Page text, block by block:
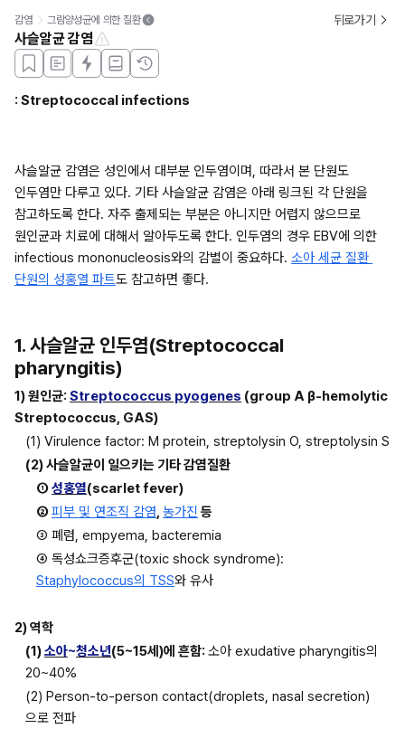
감염 그람양성균에 의한 질환 뒤로가기
사슬알균 감염
: Streptococcal infections
사슬알균 감염은 성인에서 대부분 인두염이며, 따라서 본 단원도
인두염만 다루고 있다. 기타 사슬알균 감염은 아래 링크된 각 단원을
참고하도록 한다. 자주 출제되는 부분은 아니지만 어렵지 않으므로
원인균과 치료에 대해서 알아두도록 한다. 인두염의 경우 EBV에 의한
infectious mononucleosis와의 감별이 중요하다. 소아 세균 질환
단원의 성홍열 파트도 참고하면 좋다.
1. 사슬알균 인두염(Streptococcal
pharyngitis)
1) 원인균: Streptococcus pyogenes (group A β-hemolytic
Streptococcus, GAS)
(1) Virulence factor: M protein, streptolysin O, streptolysin S
(2) 사슬알균이 일으키는 기타 감염질환
① 성홍열(scarlet fever)
② 피부 및 연조직 감염, 농가진 등
③ 폐렴, empyema, bacteremia
Staphylococcus의 TSS와 유사
2) 역학
(1) 소아~청소년(5~15세)에 흔함: 소아 exudative pharyngitis의
20~40%
(2) Person-to-person contact(droplets, nasal secretion)
으로 전파